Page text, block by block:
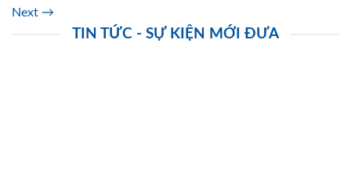
Next →
TIN TỨC - SỰ KIỆN MỚI ĐƯA